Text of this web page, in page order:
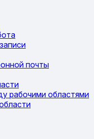
почты
рабочими областями